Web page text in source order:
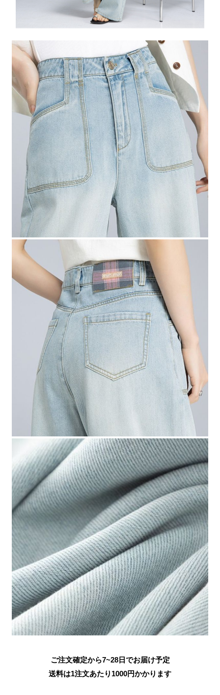
ご注文確定から7~28日でお届け予定
送料は1注文あたり 1000円かかります